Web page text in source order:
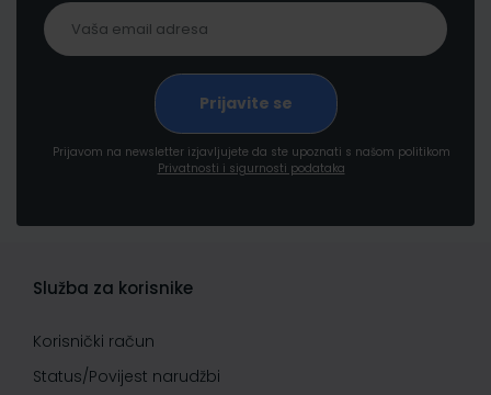
Prijavom na newsletter izjavljujete da ste upoznati s našom politikom
Privatnosti i sigurnosti podataka
Služba za korisnike
Korisnički račun
Status/Povijest narudžbi